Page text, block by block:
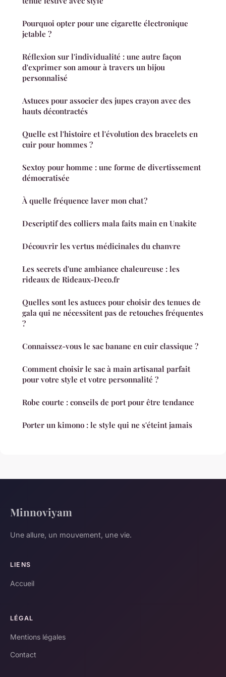
Pourquoi opter pour une cigarette électronique
jetable ?
Réflexion sur l'individualité : une autre façon
d'exprimer son amour à travers un bijou
personnalisé
Astuces pour associer des jupes crayon avec des
hauts décontractés
Quelle est l'histoire et l'évolution des bracelets en
cuir pour hommes ?
Sextoy pour homme : une forme de divertissement
démocratisée
À quelle fréquence laver mon chat ?
Descriptif des colliers mala faits main en Unakite
Découvrir les vertus médicinales du chanvre
Les secrets d'une ambiance chaleureuse : les
rideaux de Rideaux-Deco.fr
Quelles sont les astuces pour choisir des tenues de
gala qui ne nécessitent pas de retouches fréquentes
?
Connaissez-vous le sac banane en cuir classique ?
Comment choisir le sac à main artisanal parfait
pour votre style et votre personnalité ?
Robe courte : conseils de port pour être tendance
Porter un kimono : le style qui ne s'éteint jamais
Minnoviyam
Une allure, un mouvement, une vie.
LIENS
Accueil
LÉGAL
Mentions légales
Contact